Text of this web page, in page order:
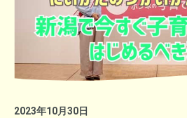
＜選考委員特別賞＞
千葉県長生村 橋澤 義憲さん
2023年10月30日